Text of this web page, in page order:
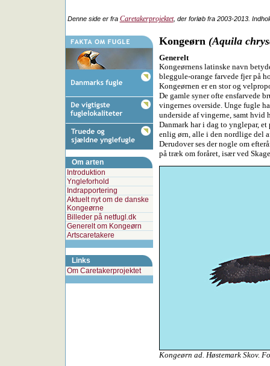
Denne side er fra Caretakerprojektet, der forløb fra 2003-2013.
Om arten
Introduktion
Yngleforhold
Indrapportering
Aktuelt nyt om de danske
Kongeørne
Billeder på netfugl.dk
Generelt om Kongeørn
Artscaretakere
Links
Om Caretakerprojektet
Kongeørn (Aquila
Generelt
Kongeørnens latinske navn
bleggule-orange farvede fjer på
Kongeørnen er en stor og
De gamle syner ofte ensfarvede
vingernes overside. Unge fugle
underside af vingerne, samt hvid
Danmark har i dag to ynglepar,
enlig ørn, alle i den nordlige del
Derudover ses der nogle om
på træk om foråret, især ved
Kongeørn ad. Høstemark Skov.